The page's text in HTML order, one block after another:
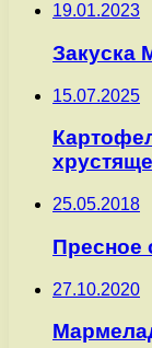
19.01.2023
Закуска
15.07.2025
25.05.2018
Пресное
27.10.2020